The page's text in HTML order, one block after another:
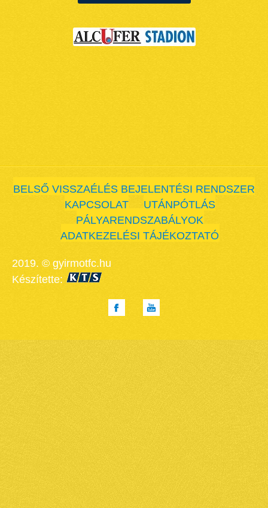
BELSŐ VISSZAÉLÉS BEJELENTÉSI RENDSZER
KAPCSOLAT
UTÁNPÓTLÁS
PÁLYARENDSZABÁLYOK
ADATKEZELÉSI TÁJÉKOZTATÓ
2019. © gyirmotfc.hu
Készítette: